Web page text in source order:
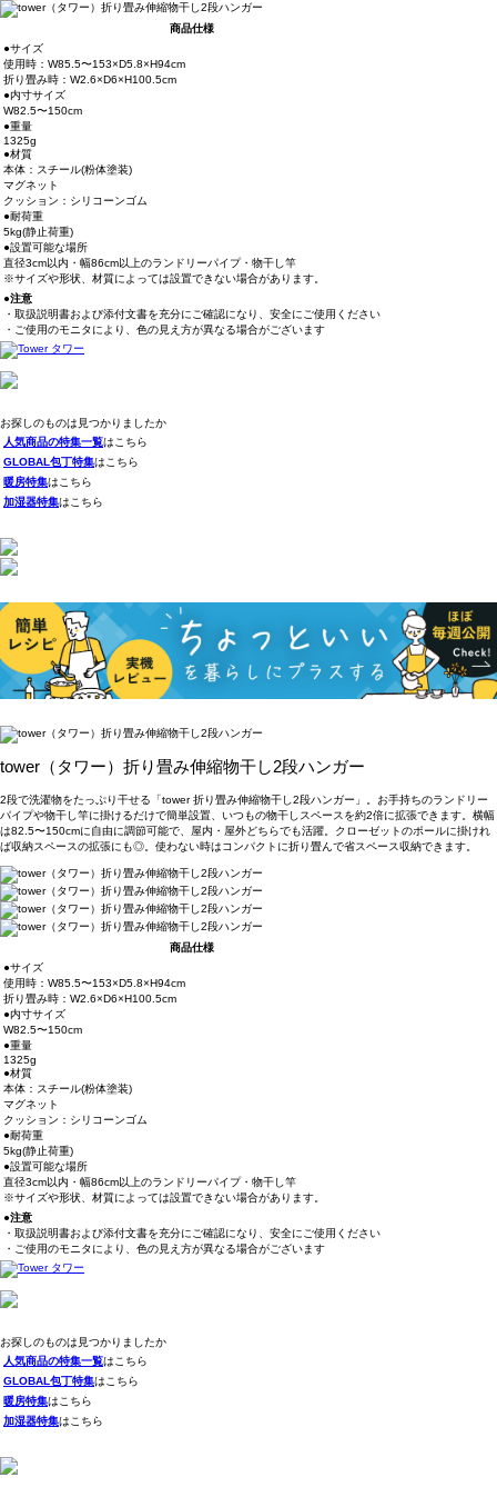
商品仕様
●サイズ
使用時：W85.5〜153×D5.8×H94cm
折り畳み時：W2.6×D6×H100.5cm
●内寸サイズ
W82.5〜150cm
●重量
1325g
●材質
本体：スチール(粉体塗装)
マグネット
クッション：シリコーンゴム
●耐荷重
5kg(静止荷重)
●設置可能な場所
直径3cm以内・幅86cm以上のランドリーパイプ・物干し竿
※サイズや形状、材質によっては設置できない場合があります。
●注意
・取扱説明書および添付文書を充分にご確認になり、安全にご使用ください
・ご使用のモニタにより、色の見え方が異なる場合がございます
お探しのものは見つかりましたか
人気商品の特集一覧はこちら
GLOBAL包丁特集はこちら
暖房特集はこちら
加湿器特集はこちら
tower（タワー）折り畳み伸縮物干し2段ハンガー
2段で洗濯物をたっぷり干せる「tower 折り畳み伸縮物干し2段ハンガー」。お手持ちのランドリー
パイプや物干し竿に掛けるだけで簡単設置、いつもの物干しスペースを約2倍に拡張できます。横幅
は82.5〜150cmに自由に調節可能で、屋内・屋外どちらでも活躍。クローゼットのポールに掛けれ
ば収納スペースの拡張にも◎。使わない時はコンパクトに折り畳んで省スペース収納できます。
商品仕様
●サイズ
使用時：W85.5〜153×D5.8×H94cm
折り畳み時：W2.6×D6×H100.5cm
●内寸サイズ
W82.5〜150cm
●重量
1325g
●材質
本体：スチール(粉体塗装)
マグネット
クッション：シリコーンゴム
●耐荷重
5kg(静止荷重)
●設置可能な場所
直径3cm以内・幅86cm以上のランドリーパイプ・物干し竿
※サイズや形状、材質によっては設置できない場合があります。
●注意
・取扱説明書および添付文書を充分にご確認になり、安全にご使用ください
・ご使用のモニタにより、色の見え方が異なる場合がございます
お探しのものは見つかりましたか
人気商品の特集一覧はこちら
GLOBAL包丁特集はこちら
暖房特集はこちら
加湿器特集はこちら